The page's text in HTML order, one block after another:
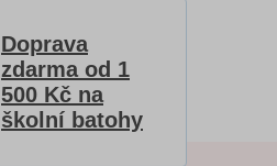
Doprava
zdarma od 1
500 Kč na
školní batohy